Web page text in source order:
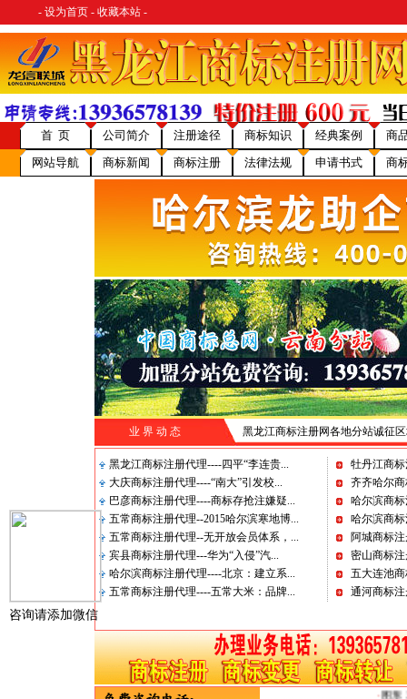
- 设为首页 - 收藏本站 -
首 页 公司简介 注册途径 商标知识 经典案例
商
网站导航
商标新闻 商标注册 法律法规 申请书式 商
咨询请添加微信
业 界 动 态 黑龙江商标注册网各地分站诚征区
黑龙江商标注册代理----四平“李连贵...
牡丹江商
大庆商标注册代理----“南大”引发校...
齐齐哈尔
巴彦商标注册代理----商标存抢注嫌疑...
哈尔滨商
五常商标注册代理--2015哈尔滨寒地博...
哈尔滨商
五常商标注册代理--无开放会员体系， ...
阿城商标
宾县商标注册代理---华为“入侵”汽...
密山商标
哈尔滨商标注册代理----北京：建立系...
五大连池
五常商标注册代理----五常大米：品牌... 通河商标
·图
·图
·粟
·图形